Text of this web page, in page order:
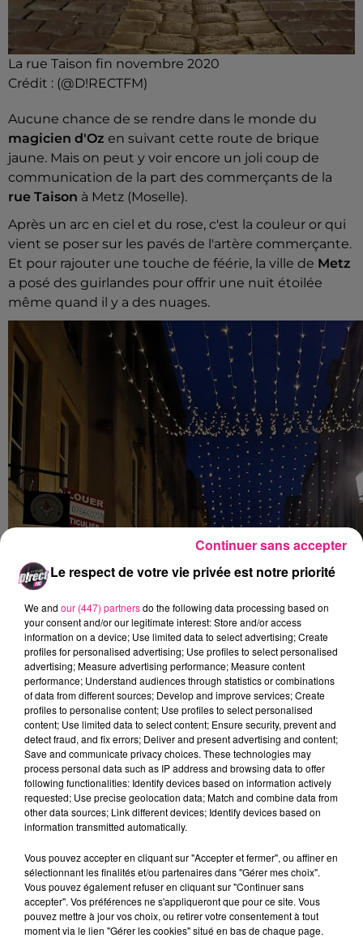
La rue Taison fin novembre 2020
Crédit : (@D!RECTFM)
Aucune chance de se rendre dans le monde du
magicien d'Oz en suivant cette route de brique
jaune. Mais on peut y voir encore un joli coup de
communication de la part des commerçants de la
rue Taison à Metz (Moselle).
Après un arc en ciel et du rose, c'est la couleur or qui
vient se poser sur les pavés de l'artère commerçante.
Et pour rajouter une touche de féérie, la ville de Metz
a posé des guirlandes pour offrir une nuit étoilée
même quand il y a des nuages.
Le respect de votre vie privée est notre priorité
We and our (447) partnersdo the following data processing based on
your consent and/or our legitimate interest: Store and/or access
information on a device; Use limited data to select advertising; Create
profiles for personalised advertising; Use profiles to select personalised
advertising; Measure advertising performance; Measure content
performance; Understand audiences through statistics or combinations
of data from different sources; Develop and improve services; Create
profiles to personalise content; Use profiles to select personalised
content; Use limited data to select content; Ensure security, prevent and
detect fraud, and fix errors; Deliver and present advertising and content;
Save and communicate privacy choices. These technologies may
process personal data such as IP address and browsing data to offer
following functionalities: Identify devices based on information actively
requested; Use precise geolocation data; Match and combine data from
other data sources; Link different devices; Identify devices based on
information transmitted automatically.
Vous pouvez accepter en cliquant sur "Accepter et fermer", ou affiner en
sélectionnant les finalités et/ou partenaires dans "Gérer mes choix".
Vous pouvez également refuser en cliquant sur "Continuer sans
accepter". Vos préférences ne s'appliqueront que pour ce site. Vous
pouvez mettre à jour vos choix, ou retirer votre consentement à tout
moment via le lien "Gérer les cookies" situé en bas de chaque page.
Continuer sans accepter